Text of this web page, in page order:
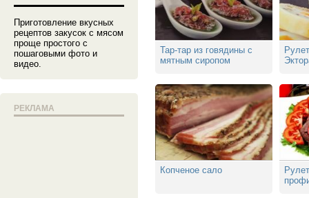
Приготовление вкусных
рецептов закусок с мясом
проще простого с
пошаговыми фото и
видео.
РЕКЛАМА
Тар-тар из говядины с
мятным сиропом
Копченое сало